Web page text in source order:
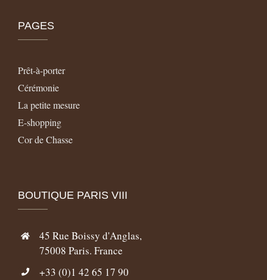
PAGES
Prêt-à-porter
Cérémonie
La petite mesure
E-shopping
Cor de Chasse
BOUTIQUE PARIS VIII
45 Rue Boissy d'Anglas,
75008 Paris. France
+33 (0)1 42 65 17 90